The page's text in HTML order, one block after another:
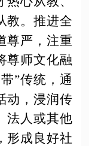
教。推进全
尊严，注重
尊师文化融
”传统，通
动，浸润传
法人或其他
形成良好社